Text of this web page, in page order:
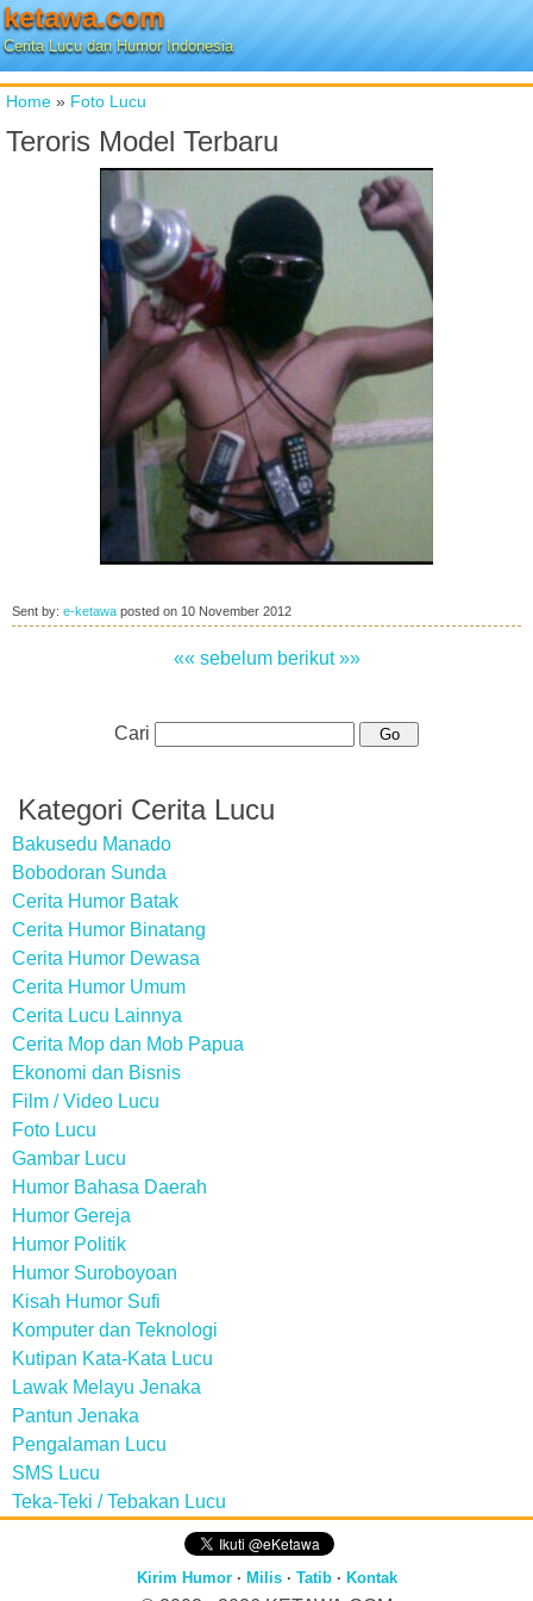
ketawa.com
Cerita Lucu dan Humor Indonesia
Home » Foto Lucu
Teroris Model Terbaru
Sent by: e-ketawa posted on 10 November 2012
«« sebelum berikut »»
Cari
Kategori Cerita Lucu
Bakusedu Manado
Bobodoran Sunda
Cerita Humor Batak
Cerita Humor Binatang
Cerita Humor Dewasa
Cerita Humor Umum
Cerita Lucu Lainnya
Cerita Mop dan Mob Papua
Ekonomi dan Bisnis
Film / Video Lucu
Foto Lucu
Gambar Lucu
Humor Bahasa Daerah
Humor Gereja
Humor Politik
Humor Suroboyoan
Kisah Humor Sufi
Komputer dan Teknologi
Kutipan Kata-Kata Lucu
Lawak Melayu Jenaka
Pantun Jenaka
Pengalaman Lucu
SMS Lucu
Teka-Teki / Tebakan Lucu
Kirim Humor· Milis· Tatib· Kontak